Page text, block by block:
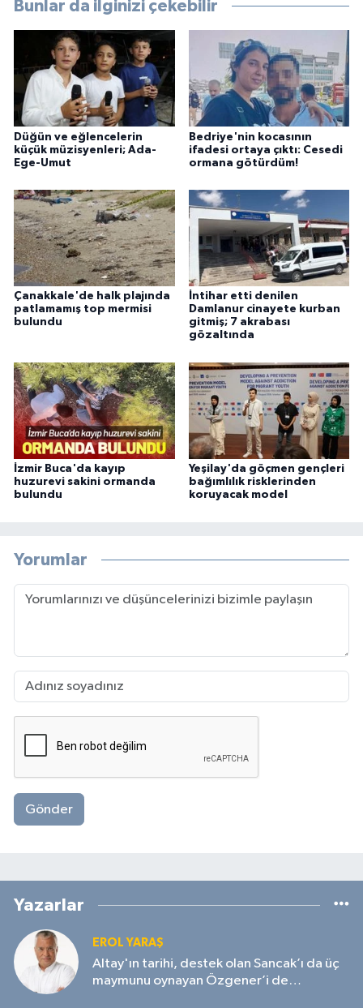
Bunlar da ilginizi çekebilir
Düğün ve eğlencelerin
küçük müzisyenleri; Ada-
Ege-Umut
Bedriye'nin kocasının
ifadesi ortaya çıktı: Cesedi
ormana götürdüm!
Çanakkale'de halk plajında
patlamamış top mermisi
bulundu
İntihar etti denilen
Damlanur cinayete kurban
gitmiş; 7 akrabası
gözaltında
İzmir Buca'da kayıp
huzurevi sakini ormanda
bulundu
Yeşilay'da göçmen gençleri
bağımlılık risklerinden
koruyacak model
Yorumlar
Gönder
Yazarlar
EROL YARAŞ
Altay'ın tarihi, destek olan Sancak’ı da üç
maymunu oynayan Özgener’i de